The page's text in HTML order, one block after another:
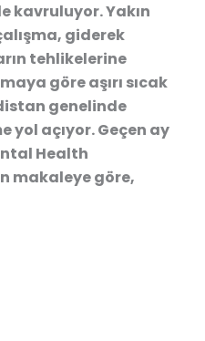
kavruluyor. Yakın
giderek
tehlikelerine
göre aşırı sıcak
genelinde
yol açıyor. Geçen ay
Health
makaleye göre,